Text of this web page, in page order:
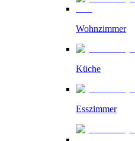
Wohnzimmer
Küche
Esszimmer